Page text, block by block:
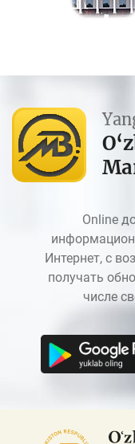
Online
Интернет, с
получать
числе